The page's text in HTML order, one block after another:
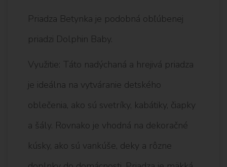
Priadza Betynka je podobná obľúbenej
priadzi Dolphin Baby.
Využitie: Táto nadýchaná a hrejivá priadza
je ideálna na vytváranie detského
oblečenia, ako sú svetríky, kabátiky, čiapky
a šály. Rovnako je vhodná na dekoračné
kúsky, ako sú vankúše, deky a rôzne